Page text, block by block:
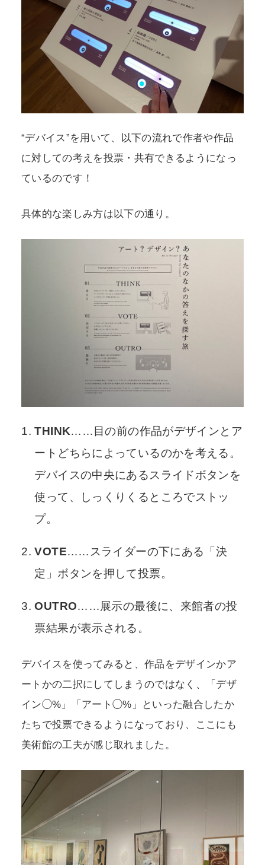
“デバイス”を用いて、以下の流れで作者や作品
に対しての考えを投票・共有できるようになっ
ているのです！
具体的な楽しみ方は以下の通り。
THINK……目の前の作品がデザインとア
ートどちらによっているのかを考える。
デバイスの中央にあるスライドボタンを
使って、しっくりくるところでストッ
プ。
VOTE……スライダーの下にある「決
定」ボタンを押して投票。
OUTRO……展示の最後に、来館者の投
票結果が表示される。
デバイスを使ってみると、作品をデザインかア
ートかの二択にしてしまうのではなく、「デザ
イン◯%」「アート◯%」といった融合したか
たちで投票できるようになっており、ここにも
美術館の工夫が感じ取れました。